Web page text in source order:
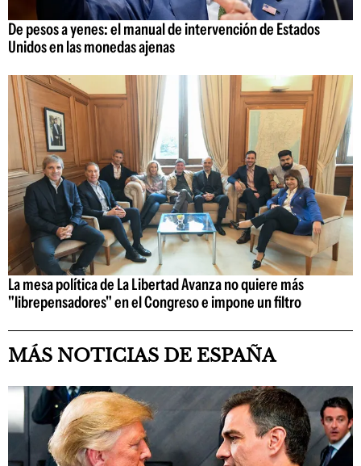
De pesos a yenes: el manual de intervención de Estados
Unidos en las monedas ajenas
La mesa política de La Libertad Avanza no quiere más
"librepensadores" en el Congreso e impone un filtro
MÁS NOTICIAS DE ESPAÑA